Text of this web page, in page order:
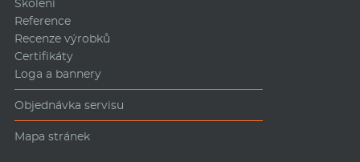
Školení
Reference
Recenze výrobků
Certifikáty
Loga a bannery
Objednávka servisu
Mapa stránek